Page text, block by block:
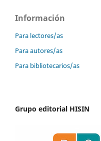
Información
Para lectores/as
Para autores/as
Para bibliotecarios/as
Grupo editorial HISIN